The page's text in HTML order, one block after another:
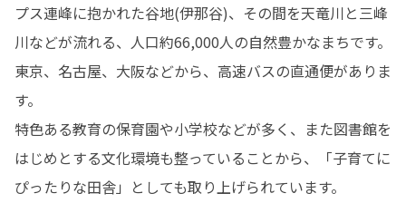
プス連峰に抱かれた谷地(伊那谷)、その間を天竜川と三峰
川などが流れる、人口約66,000人の自然豊かなまちです。
東京、名古屋、大阪などから、高速バスの直通便がありま
す。
特色ある教育の保育園や小学校などが多く、また図書館を
はじめとする文化環境も整っていることから、「子育てに
ぴったりな田舎」としても取り上げられています。